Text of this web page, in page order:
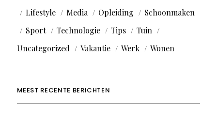
Lifestyle
Media Opleiding
Schoonmaken
Sport
Technologie Tips
Tuin
Uncategorized
Vakantie Werk Wonen
MEEST RECENTE BERICHTEN